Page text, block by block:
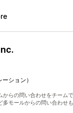
ション）
からの問い合わせをチーム
多モールからの問い合わせ